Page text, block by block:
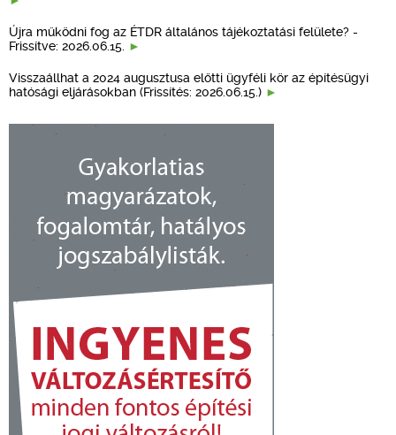
Újra működni fog az ÉTDR általános tájékoztatási felülete? -
Frissítve: 2026.06.15.
Visszaállhat a 2024 augusztusa előtti ügyféli kör az építésügyi
hatósági eljárásokban (Frissítés: 2026.06.15.)